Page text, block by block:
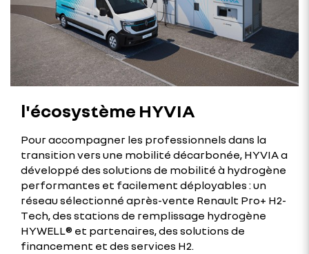
l'écosystème HYVIA
Pour accompagner les professionnels dans la
transition vers une mobilité décarbonée, HYVIA a
développé des solutions de mobilité à hydrogène
performantes et facilement déployables : un
réseau sélectionné après-vente Renault Pro+ H2-
Tech, des stations de remplissage hydrogène
HYWELL® et partenaires, des solutions de
financement et des services H2.